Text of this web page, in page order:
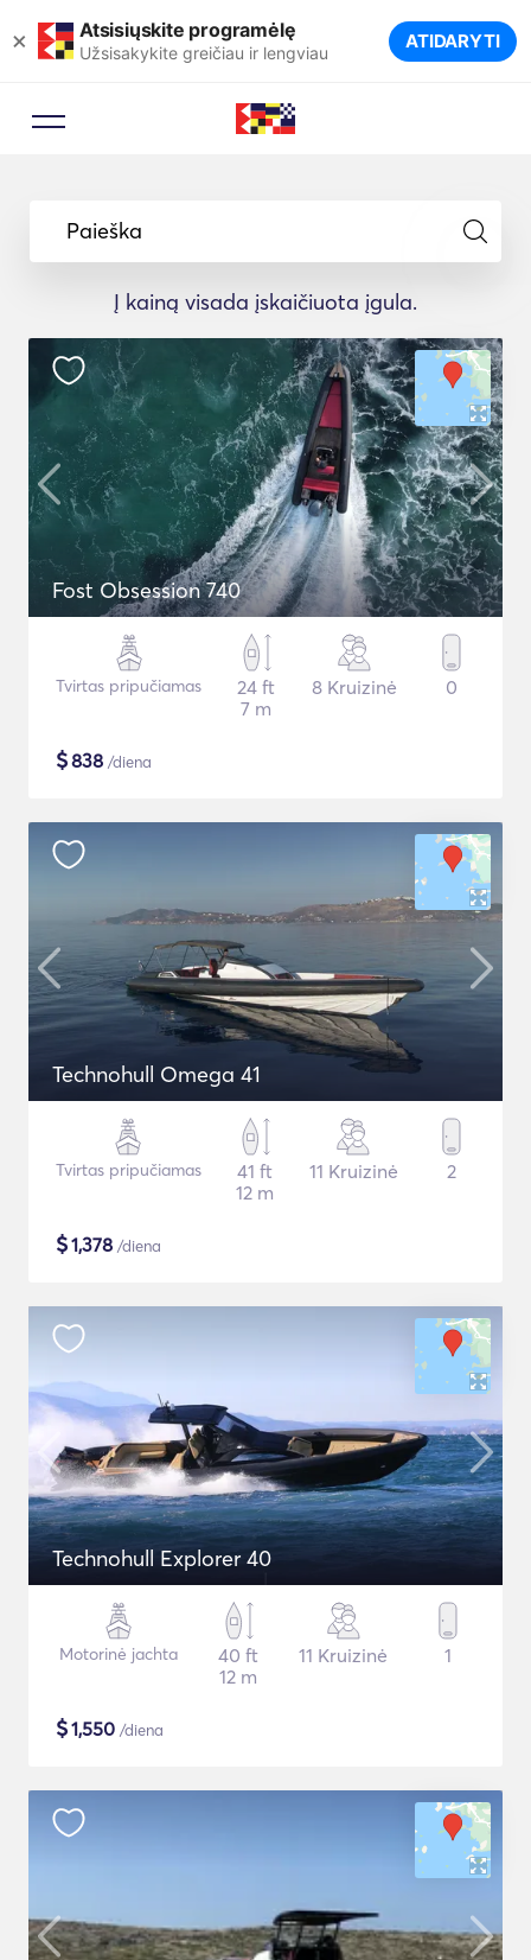
× Atsisiųskite programėlę
Užsisakykite greičiau ir lengviau ATIDARYTI
Paieška
Į kainą visada įskaičiuota įgula.
Fost Obsession 740
Tvirtas pripučiamas
24 ft
7 m
8 Kruizinė 0
$838 /diena
Technohull Omega 41
Tvirtas pripučiamas
41 ft
12 m
11 Kruizinė 2
$1,378 /diena
Technohull Explorer 40
Motorinė jachta
40 ft
12 m
11 Kruizinė 1
$1,550 /diena